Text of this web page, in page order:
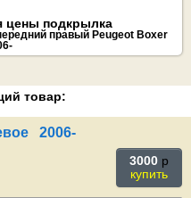
цены подкрылка
товар:
2006-
3000 p
купить